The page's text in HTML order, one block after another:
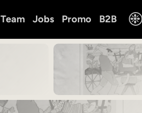
Team Jobs Promo B2B ❉